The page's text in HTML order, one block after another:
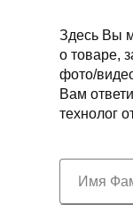
Здесь Вы
о товаре,
фото/
Вам
технолог